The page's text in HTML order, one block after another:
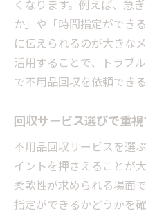
くなります。例えば、急
か」や「時間指定ができ
に伝えられるのが大きな
活用することで、トラブ
で不用品回収を依頼できる
回収サービス選びで重
不用品回収サービスを選
イントを押さえることが
柔軟性が求められる場面
指定ができるかどうかを